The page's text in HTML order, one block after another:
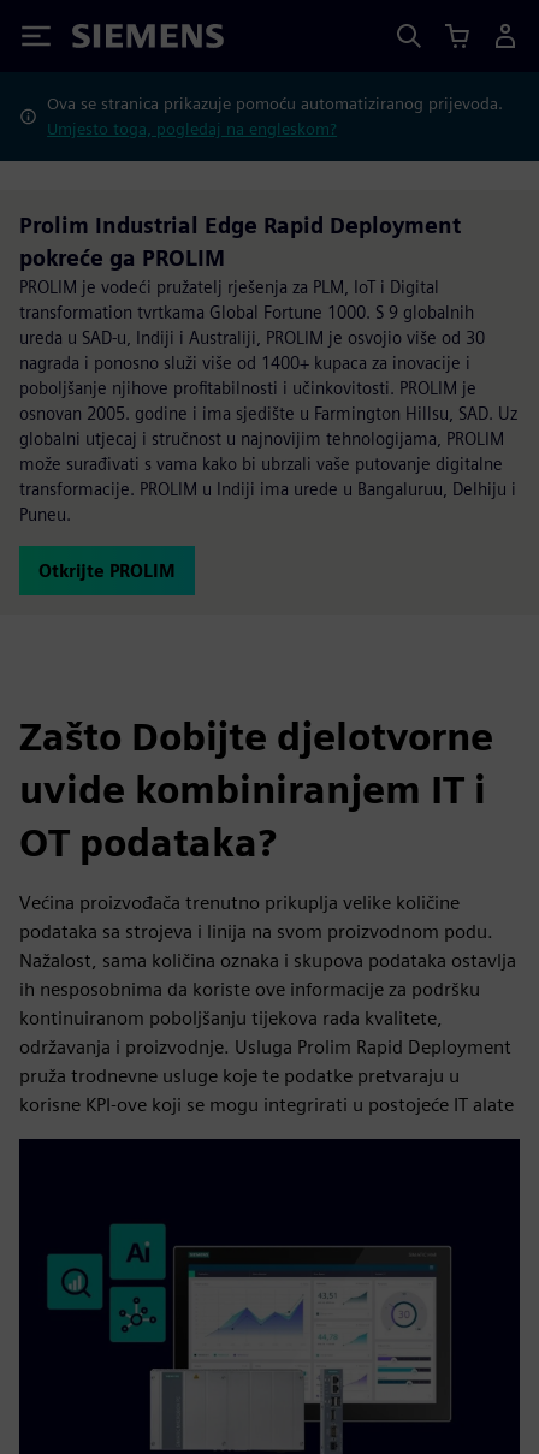
Siemens
Ova se stranica prikazuje pomoću automatiziranog prijevoda.
Umjesto toga, pogledaj na engleskom?
Prolim Industrial Edge Rapid Deployment
pokreće ga PROLIM
PROLIM je vodeći pružatelj rješenja za PLM, IoT i Digital
transformation tvrtkama Global Fortune 1000. S 9 globalnih
ureda u SAD-u, Indiji i Australiji, PROLIM je osvojio više od 30
nagrada i ponosno služi više od 1400+ kupaca za inovacije i
poboljšanje njihove profitabilnosti i učinkovitosti. PROLIM je
osnovan 2005. godine i ima sjedište u Farmington Hillsu, SAD. Uz
globalni utjecaj i stručnost u najnovijim tehnologijama, PROLIM
može surađivati s vama kako bi ubrzali vaše putovanje digitalne
transformacije. PROLIM u Indiji ima urede u Bangaluruu, Delhiju i
Puneu.
Otkrijte PROLIM
Zašto Dobijte djelotvorne
uvide kombiniranjem IT i
OT podataka?
Većina proizvođača trenutno prikuplja velike količine
podataka sa strojeva i linija na svom proizvodnom podu.
Nažalost, sama količina oznaka i skupova podataka ostavlja
ih nesposobnima da koriste ove informacije za podršku
kontinuiranom poboljšanju tijekova rada kvalitete,
održavanja i proizvodnje. Usluga Prolim Rapid Deployment
pruža trodnevne usluge koje te podatke pretvaraju u
korisne KPI-ove koji se mogu integrirati u postojeće IT alate